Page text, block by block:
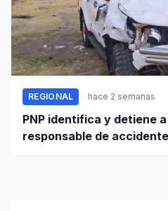
REGIONAL hace 2 semanas
PNP identifica y detiene
responsable de